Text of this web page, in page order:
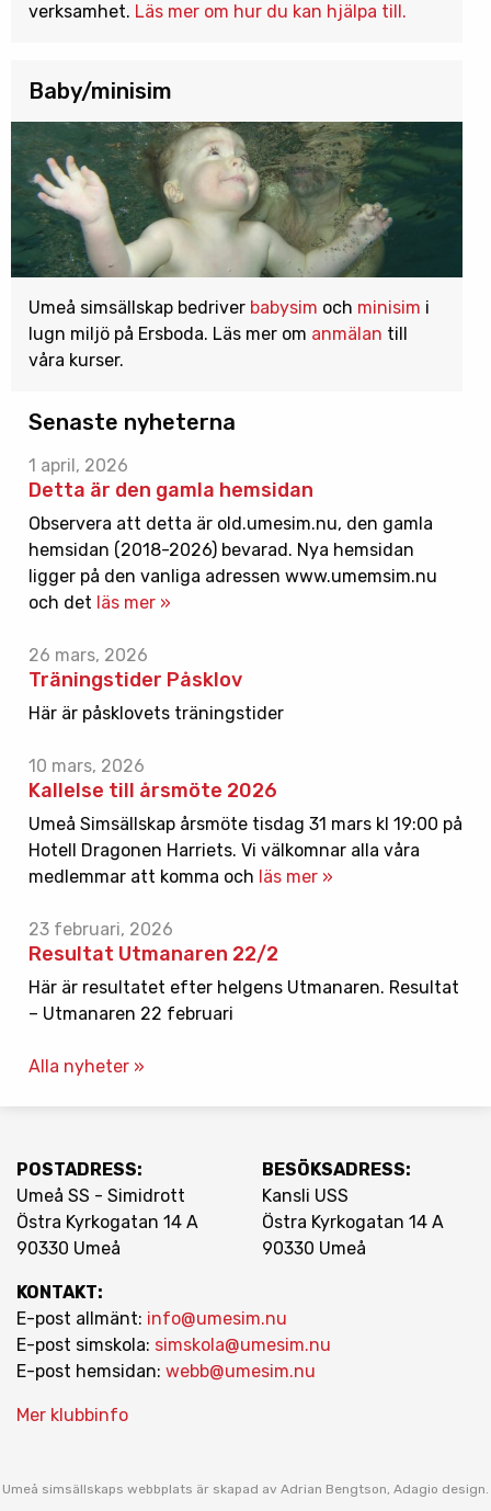
verksamhet. Läs mer om hur du kan hjälpa till.
Baby/minisim
Umeå simsällskap bedriver babysim och minisim i
lugn miljö på Ersboda. Läs mer om anmälan till
våra kurser.
Senaste nyheterna
1 april, 2026
Detta är den gamla hemsidan
Observera att detta är old.umesim.nu, den gamla
hemsidan (2018-2026) bevarad. Nya hemsidan
ligger på den vanliga adressen www.umemsim.nu
och det läs mer »
26 mars, 2026
Träningstider Påsklov
Här är påsklovets träningstider
10 mars, 2026
Kallelse till årsmöte 2026
Umeå Simsällskap årsmöte tisdag 31 mars kl 19:00 på
Hotell Dragonen Harriets. Vi välkomnar alla våra
medlemmar att komma och läs mer »
23 februari, 2026
Resultat Utmanaren 22/2
Här är resultatet efter helgens Utmanaren. Resultat
– Utmanaren 22 februari
Alla nyheter »
POSTADRESS:
Umeå SS - Simidrott
Östra Kyrkogatan 14 A
90330 Umeå
BESÖKSADRESS:
Kansli USS
Östra Kyrkogatan 14 A
90330 Umeå
KONTAKT:
E-post allmänt: info@umesim.nu
E-post simskola: simskola@umesim.nu
E-post hemsidan: webb@umesim.nu
Mer klubbinfo
Umeå simsällskaps webbplats är skapad av Adrian Bengtson, Adagio design.